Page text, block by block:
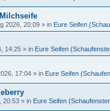
2026, 20:09 » in Eure Seifen
14:25 » in Eure Seifen
17:04 » in Eure Seifen
20:53 » in Eure Seifen